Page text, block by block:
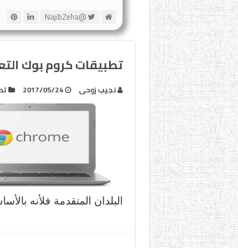
@NajibZeha
تطبيقات كروم بوك
نجيب زوحى 2017/05/24
البلدان المتقدمة فلأنه